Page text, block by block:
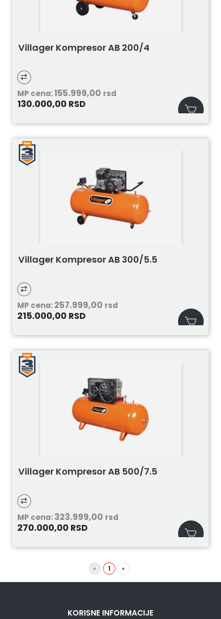
Villager Kompresor AB 200/4
MP cena:155.999,00 rsd
130.000,00 RSD
Villager Kompresor AB 300/5.5
MP cena:257.999,00 rsd
215.000,00 RSD
Villager Kompresor AB 500/7.5
MP cena:323.999,00 rsd
270.000,00 RSD
« 1 »
KORISNE INFORMACIJE